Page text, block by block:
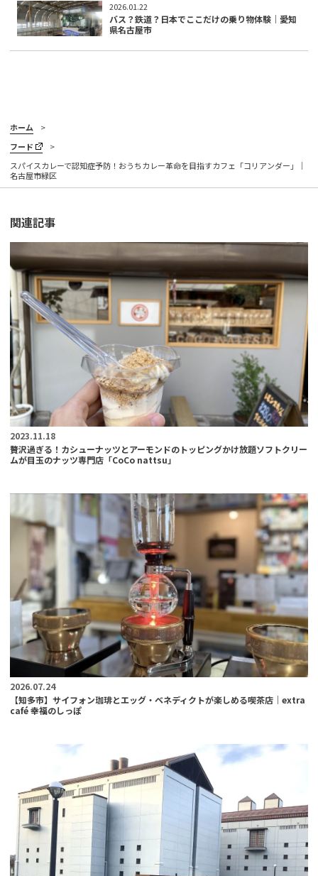
2026.01.22
バス？鉄道？日本でここだけの乗り物体験｜愛知
県名古屋市
ホーム
フード
スパイスカレーで認知症予防！おうちカレー革命を目指すカフェ「コリアンダー」｜
名古屋市緑区
関連記事
2023.11.18
贅沢過ぎる！カシューナッツとアーモンドのトッピングかけ放題ソフトクリー
ムが目玉のナッツ専門店「CoCo nattsu」
2026.07.24
【知多市】サイフォン珈琲とエッグ・ベネディクトが楽しめる喫茶店｜extra
café 幸福のしっぽ